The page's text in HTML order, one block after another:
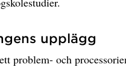
upplägg
problem- och